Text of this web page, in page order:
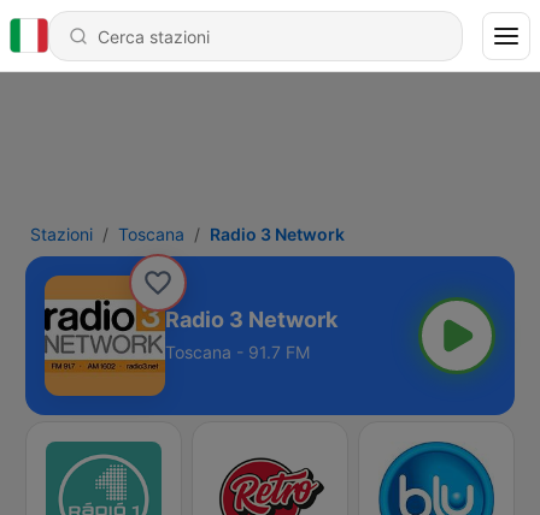
Stazioni Toscana Radio 3 Network
Radio 3 Network
Toscana - 91.7 FM